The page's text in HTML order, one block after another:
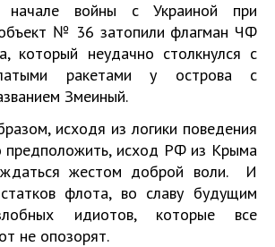
войны с Украиной при
объект № 36 затопили флагман ЧФ
который неудачно столкнулся с
ракетами у острова с
Змеиный.
исходя из логики поведения
предположить, исход РФ из Крыма
жестом доброй воли. И
флота, во славу будущим
идиотов, которые все
не опозорят.